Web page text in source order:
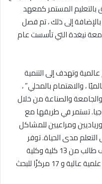
المستمر كمعهد
إلى ذلك ، تم فصل
نيغدة التي تأسست عام
وتهدف إلى التنمية
، والاهتمام بالمحلي” ،
والجامعة والصناعة من خلال
تستمر في طريقها مع
ومراعيين للمشاكل
التعلم مدى الحياة. توفر
جامعة اكسراي التعليم لأكثر من 20 ألف طالب من 13 كلية وكلية
تطبيقية و 6 معاهد مهنية و 3 معاهد علمية عالية و 17 مركزًا للبحث